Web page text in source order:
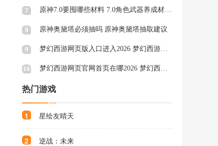
7 原神7.0要囤哪些材料 7.0角色武器养成材料一览
8 原神奥黛塔必须抽吗 原神奥黛塔抽取建议
9 梦幻西游网页版入口进入2026 梦幻西游网页版秒玩官网
10 梦幻西游网页官网首页在哪2026 梦幻西游网页官网页面一览
热门游戏
1 星绘友晴天
2 逆战：未来